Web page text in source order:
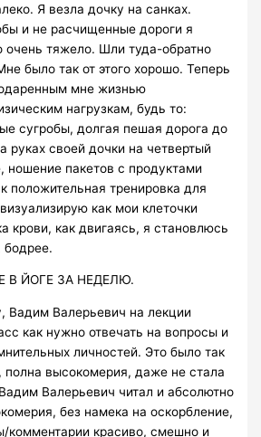
Я везла дочку на санках.
и не расчищенные дороги я
очень тяжело. Шли туда-обратно
было так от этого хорошо. Теперь
мне жизнью
нагрузкам, будь то:
сугробы, долгая пешая дорога до
руках своей дочки на четвертый
пакетов с продуктами
положительная тренировка для
как мои клеточки
крови, как двигаясь, я становлюсь
бодрее.
В ЙОГЕ ЗА НЕДЕЛЮ.
Вадим Валерьевич на лекции
как нужно отвечать на вопросы и
личностей. Это было так
полна высокомерия, даже не стала
Валерьевич читал и абсолютно
без намека на оскорбление,
комментарии красиво, смешно и